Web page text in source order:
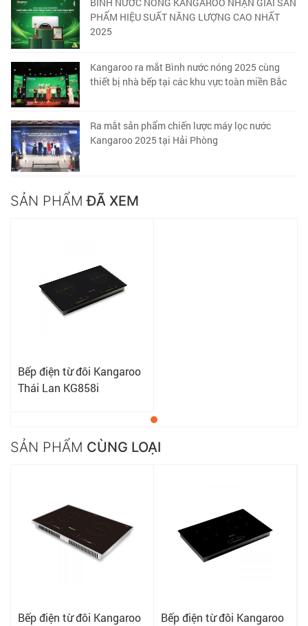
PHẨM HIỆU SUẤT NĂNG LƯỢNG CAO NHẤT
2025
Kangaroo ra mắt Bình nước nóng 2025 cùng
thiết bị nhà bếp tại các khu vực toàn miền Bắc
Ra mắt sản phẩm chiến lược máy lọc nước
Kangaroo 2025 tại Hải Phòng
SẢN PHẨM ĐÃ XEM
Bếp điện từ đôi Kangaroo
Thái Lan KG858i
SẢN PHẨM CÙNG LOẠI
Bếp điện từ đôi Kangaroo
Bếp điện từ đôi Kangaroo